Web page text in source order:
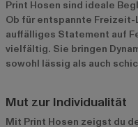
Print Hosen sind ideale
Ob für entspannte
auffälliges Statement auf
vielfältig. Sie bringen
sowohl lässig als auch
Mut zur Individualität
Mit Print Hosen zeigst du